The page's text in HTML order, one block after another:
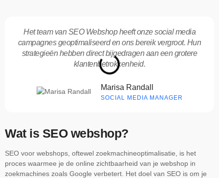
Het team van SEO Webshop heeft onze social media
campagnes geoptimaliseerd en ons bereik vergroot. Hun
strategieën hebben direct bijgedragen aan een grotere
klantenbetrokkenheid.
Marisa Randall
SOCIAL MEDIA MANAGER
Wat is SEO webshop?
SEO voor webshops, oftewel zoekmachineoptimalisatie, is het
proces waarmee je de online zichtbaarheid van je webshop in
zoekmachines zoals Google verbetert. Het doel van SEO is om je